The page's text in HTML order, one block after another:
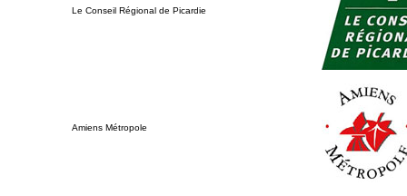
Le Conseil Régional de Picardie
Amiens Métropole